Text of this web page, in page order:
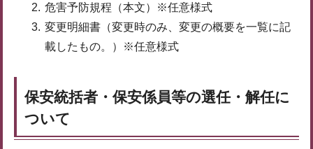
危害予防規程（本文）※任意様式
変更明細書（変更時のみ、変更の概要を一覧に記
載したもの。）※任意様式
保安統括者・保安係員等の選任・解任に
ついて